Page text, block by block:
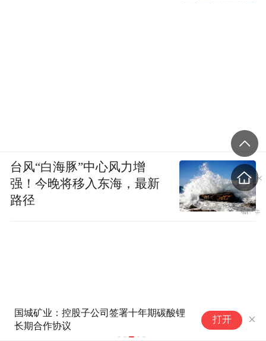
国城矿业：控股子公司签署十年期碳酸锂
长期合作协议
打开
台风“白海豚”中心风力增
强！今晚将移入东海，最新
路径